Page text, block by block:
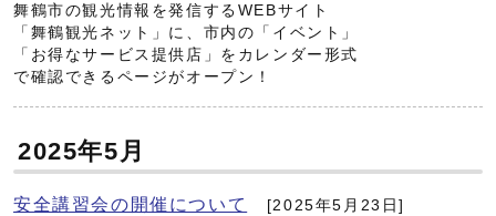
舞鶴市の観光情報を発信するWEBサイト
「舞鶴観光ネット」に、市内の「イベント」
「お得なサービス提供店」をカレンダー形式
で確認できるページがオープン！
2025年5月
安全講習会の開催について
[2025年5月23日]